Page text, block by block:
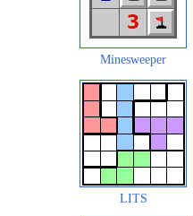
Minesweeper
LITS